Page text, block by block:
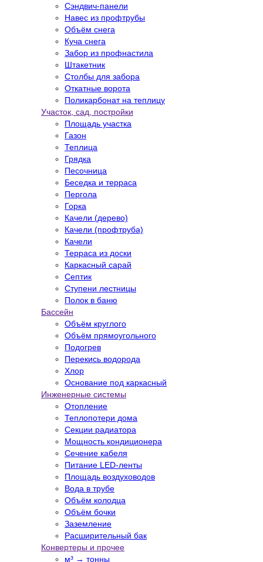
Сэндвич-панели
Навес из профтрубы
Объём снега
Куча снега
Забор из профнастила
Штакетник
Столбы для забора
Откатные ворота
Поликарбонат на теплицу
Участок, сад, постройки
Площадь участка
Газон
Теплица
Грядка
Песочница
Беседка и терраса
Пергола
Горка
Качели (дерево)
Качели (профтруба)
Качели
Терраса из доски
Каркасный сарай
Септик
Ступени лестницы
Полок в баню
Бассейн
Объём круглого
Объём прямоугольного
Подогрев
Перекись водорода
Хлор
Основание под каркасный
Инженерные системы
Отопление
Теплопотери дома
Секции радиатора
Мощность кондиционера
Сечение кабеля
Питание LED-ленты
Площадь воздуховодов
Вода в трубе
Объём колодца
Объём бочки
Заземление
Расширительный бак
Конвертеры и прочее
м³ → тонны